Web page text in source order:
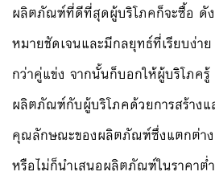
ผลิตภัณฑ์ที่ดีที่สุดผู้บริโภคก็จะซื้อ ดั
หมายชัดเจนและมีกลยุทธ์ที่เรียบง่
กว่าคู่แข่ง จากนั้นก็บอกให้ผู้บริโภครู้
ผลิตภัณฑ์กับผู้บริโภคด้วยการสร้างแ
คุณลักษณะของผลิตภัณฑ์ซึ่งแตกต่าง
หรือไม่ก็นำเสนอผลิตภัณฑ์ในราคาต่